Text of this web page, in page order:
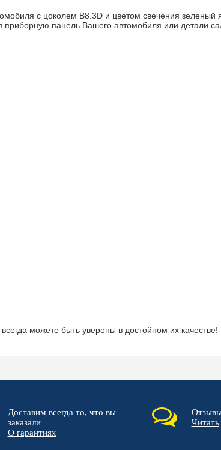
с цоколем B8.3D и цветом свечения
панель Вашего автомобиля или детали
можете быть уверены в достойном их качестве!
Доставим всегда то, что вы
заказали
О гарантиях
Читать